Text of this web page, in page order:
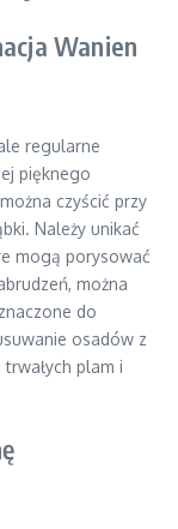
Wanien
regularne
pięknego
czyścić przy
Należy unikać
mogą porysować
można
do
osadów z
plam i